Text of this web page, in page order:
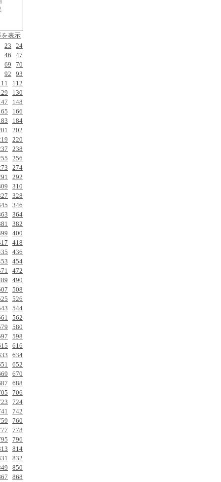
を表示
23
24
46
47
69
70
92
93
112
130
148
166
184
202
220
238
256
274
292
310
328
346
364
382
400
418
436
454
472
490
508
526
544
562
580
598
616
634
652
670
688
706
724
742
760
778
796
814
832
850
868